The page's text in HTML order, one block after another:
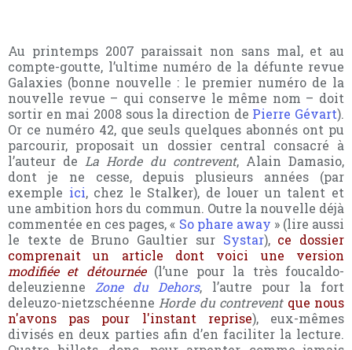
Au printemps 2007 paraissait non sans mal, et au
compte-goutte, l’ultime numéro de la défunte revue
Galaxies (bonne nouvelle : le premier numéro de la
nouvelle revue – qui conserve le même nom – doit
sortir en mai 2008 sous la direction de Pierre Gévart).
Or ce numéro 42, que seuls quelques abonnés ont pu
parcourir, proposait un dossier central consacré à
l’auteur de La Horde du contrevent, Alain Damasio,
dont je ne cesse, depuis plusieurs années (par
exemple ici, chez le Stalker), de louer un talent et
une ambition hors du commun. Outre la nouvelle déjà
commentée en ces pages, « So phare away » (lire aussi
le texte de Bruno Gaultier sur Systar), ce dossier
comprenait un article dont voici une version
modifiée et détournée(l’une pour la très foucaldo-
deleuzienne Zone du Dehors, l’autre pour la fort
deleuzo-nietzschéenne Horde du contrevent que nous
n'avons pas pour l'instant reprise), eux-mêmes
divisés en deux parties afin d’en faciliter la lecture.